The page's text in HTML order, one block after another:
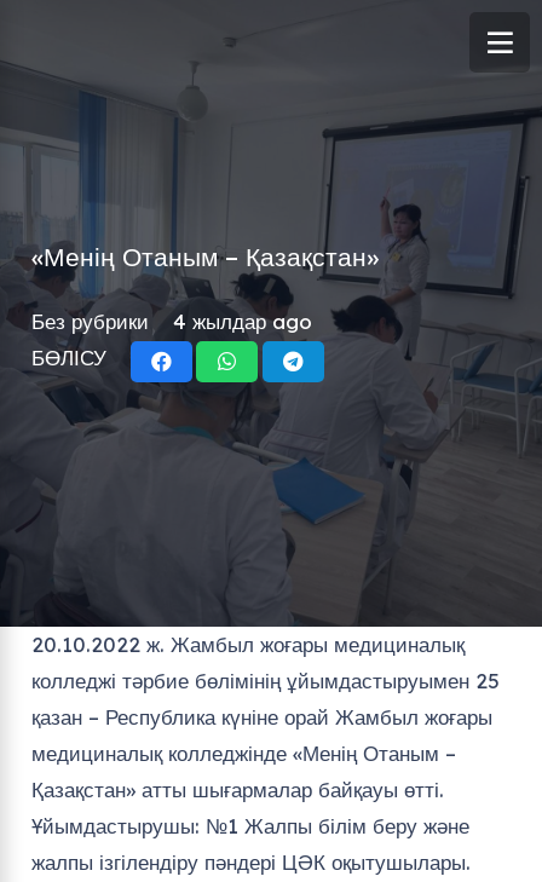
«Менің Отаным – Қазақстан»
Без рубрики
4 жылдар ago
БӨЛІСУ
20.10.2022 ж. Жамбыл жоғары медициналық
колледжі тәрбие бөлімінің ұйымдастыруымен 25
қазан – Республика күніне орай Жамбыл жоғары
медициналық колледжінде «Менің Отаным –
Қазақстан» атты шығармалар байқауы өтті.
Ұйымдастырушы: №1 Жалпы білім беру және
жалпы ізгілендіру пәндері ЦӘК оқытушылары.